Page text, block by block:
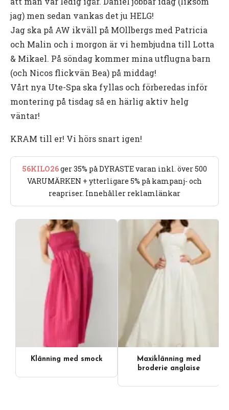
jag) men sedan vankas det ju HELG!
Jag ska på AW ikväll på MOllbergs med Patricia
och Malin och i morgon är vi hembjudna till Lotta
& Mikael. På söndag kommer mina utflugna barn
(och Nicos flickvän Bea) på middag!
Vårt nya Ute-Spa ska fyllas och förberedas inför
montering på tisdag så en härlig aktiv helg
väntar!
KRAM till er! Vi hörs snart igen!
56KILO26ger 35% på DYRASTE varan inkl. över 500
VARUMÄRKEN + ytterligare 5% på kampanj- och
reapriser. Innehåller reklamlänkar
Klänning med smock
Maxiklänning med
broderie anglaise